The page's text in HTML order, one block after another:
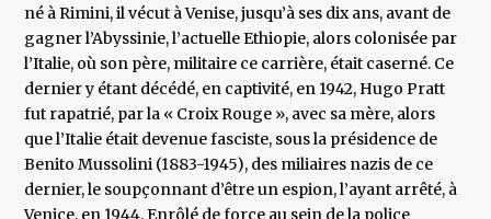
né à Rimini, il vécut à Venise, jusqu’à ses dix ans, avant de
gagner l’Abyssinie, l’actuelle Ethiopie, alors colonisée par
l’Italie, où son père, militaire ce carrière, était caserné. Ce
dernier y étant décédé, en captivité, en 1942, Hugo Pratt
fut rapatrié, par la « Croix Rouge », avec sa mère, alors
que l’Italie était devenue fasciste, sous la présidence de
Benito Mussolini (1883-1945), des miliaires nazis de ce
dernier, le soupçonnant d’être un espion, l’ayant arrêté, à
Venice, en 1944. Enrôlé de force au sein de la police